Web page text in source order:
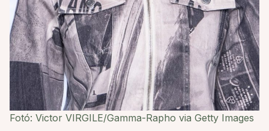
Fotó: Victor VIRGILE/Gamma-Rapho via Getty Images